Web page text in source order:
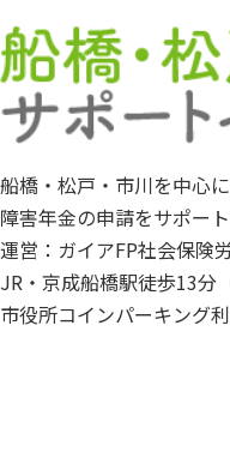
船橋・松戸・市川を中心
障害年金の申請をサポート
運営：ガイアFP社会保険
JR・京成船橋駅徒歩13分
市役所コインパーキング利